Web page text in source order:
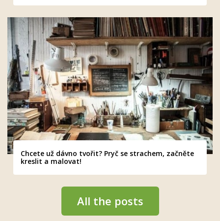
Chcete už dávno tvořit? Pryč se strachem, začněte
kreslit a malovat!
All the posts